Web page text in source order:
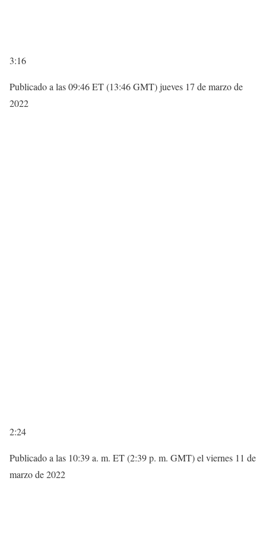
3:16
Publicado a las 09:46 ET (13:46 GMT) jueves 17 de marzo de
2022
2:24
Publicado a las 10:39 a. m. ET (2:39 p. m. GMT) el viernes 11 de
marzo de 2022